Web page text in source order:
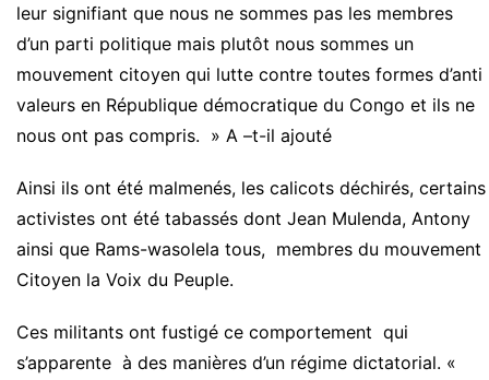
leur signifiant que nous ne sommes pas les membres
d’un parti politique mais plutôt nous sommes un
mouvement citoyen qui lutte contre toutes formes d’anti
valeurs en République démocratique du Congo et ils ne
nous ont pas compris. » A –t-il ajouté
Ainsi ils ont été malmenés, les calicots déchirés, certains
activistes ont été tabassés dont Jean Mulenda, Antony
ainsi que Rams-wasolela tous, membres du mouvement
Citoyen la Voix du Peuple.
Ces militants ont fustigé ce comportement qui
s’apparente à des manières d’un régime dictatorial. «